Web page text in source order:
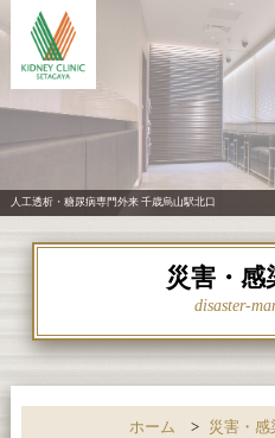
人工透析・糖尿病専門外来 千歳烏山駅北口
災害・感
disaster-
ホーム > 災害・感